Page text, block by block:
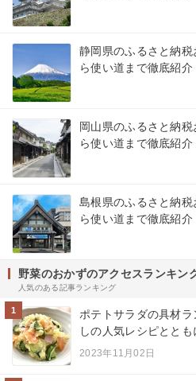
静岡県のふるさと納
ら使い道まで徹底紹介
岡山県のふるさと納
ら使い道まで徹底紹介
島根県のふるさと納
ら使い道まで徹底紹介
野菜のおかずのアクセスランキン
人気のある記事ランキング
1
ポテトサラダの具材
しの人気レシピととも
2023年11月02日